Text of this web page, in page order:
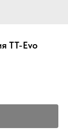
ТТ-Evo